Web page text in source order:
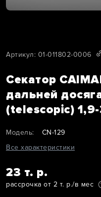
Артикул: 01-011802-0006
Секатор
дальней
(telescopic)
Модель:
CN-129
Все характеристики
23 т. р.
рассрочка от 2 т. р./в мес